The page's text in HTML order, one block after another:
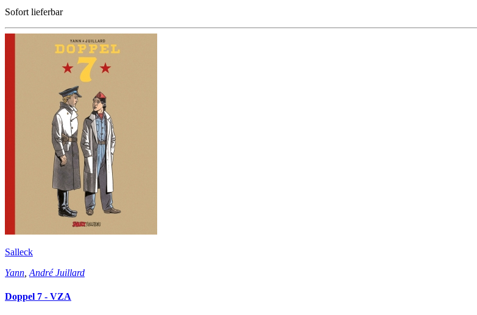
Sofort lieferbar
Salleck
Yann André Juillard
Doppel 7 - VZA